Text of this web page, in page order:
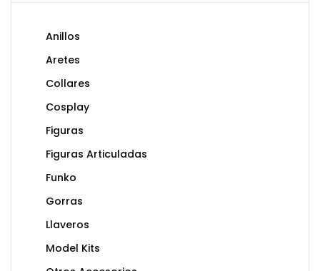
Anillos
Aretes
Collares
Cosplay
Figuras
Figuras Articuladas
Funko
Gorras
Llaveros
Model Kits